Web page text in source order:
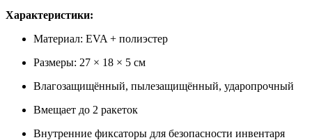
Характеристики:
Материал: EVA + полиэстер
Размеры: 27 × 18 × 5 см
Влагозащищённый, пылезащищённый, ударопрочный
Вмещает до 2 ракеток
Внутренние фиксаторы для безопасности инвентаря